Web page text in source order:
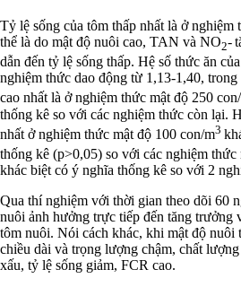
Tỷ lệ sống của tôm thấp nhất là ở nghiệm
thể là do mật độ nuôi cao, TAN và NO2-
dẫn đến tỷ lệ sống thấp. Hệ số thức ăn
nghiệm thức dao động từ 1,13-1,40, trong
cao nhất là ở nghiệm thức mật độ 250
thống kê so với các nghiệm thức còn lại.
nhất ở nghiệm thức mật độ 100 con/m3
thống kê (p>0,05) so với các nghiệm thức
khác biệt có ý nghĩa thống kê so với 2
Qua thí nghiệm với thời gian theo dõi 60
nuôi ảnh hưởng trực tiếp đến tăng trưởng
tôm nuôi. Nói cách khác, khi mật độ nuôi
chiều dài và trọng lượng chậm, chất
xấu, tỷ lệ sống giảm, FCR cao.